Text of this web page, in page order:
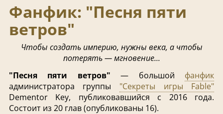
Фанфик: "Песня пяти
ветров"
Чтобы создать империю, нужны века, а чтобы
потерять — мгновение...
"Песня пяти ветров"— большой фанфик
администратора группы "Секреты игры Fable"
Dementor Key, публиковавшийся с 2016 года.
Состоит из 20 глав (опубликованы 16).